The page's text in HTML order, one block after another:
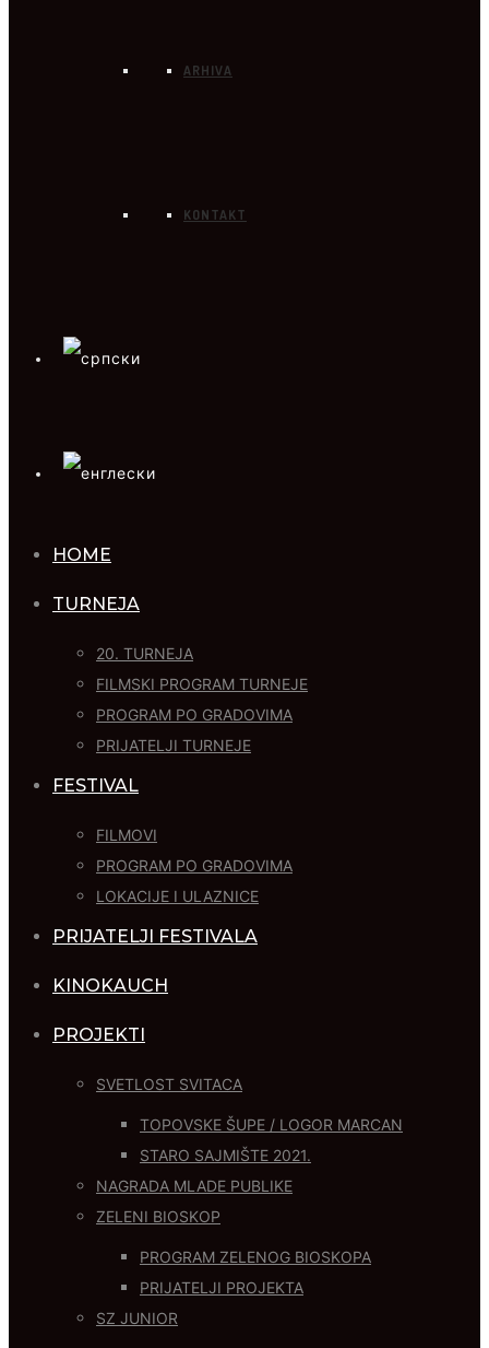
ARHIVA
KONTAKT
HOME
TURNEJA
20. TURNEJA
FILMSKI PROGRAM TURNEJE
PROGRAM PO GRADOVIMA
PRIJATELJI TURNEJE
FESTIVAL
FILMOVI
PROGRAM PO GRADOVIMA
LOKACIJE I ULAZNICE
PRIJATELJI FESTIVALA
KINOKAUCH
PROJEKTI
SVETLOST SVITACA
TOPOVSKE ŠUPE / LOGOR MARCAN
STARO SAJMIŠTE 2021.
NAGRADA MLADE PUBLIKE
ZELENI BIOSKOP
PROGRAM ZELENOG BIOSKOPA
PRIJATELJI PROJEKTA
SZ JUNIOR